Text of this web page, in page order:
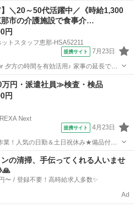
】＼20～50代活躍中／《時給1,300
那市の介護施設で食事介…
円
トスタッフ恵那-HSA52211
提携サイト 7月23日
けの短時間ワーク◎ ◎早朝のみor夕方
介護
円・派遣社員≫検査・検品
円
Next
提携サイト 4月23日
業！人気の日勤＆土日祝休み★備品付き
ップル・友達との同シフトOK！1食80
険完備◎無料送迎あり★《岐阜県恵那
フィ...
その他
の清掃、手伝ってくれる人いませ
日給例1万円〜 / 登録不要！高時給求人多数✨
Ad